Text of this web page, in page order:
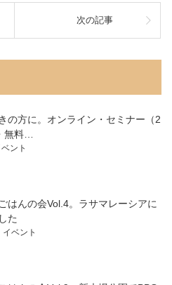
次の記事
の方に。オンライン・セミナー（2
無料…
ント
はんの会Vol.4。ラサマレーシアに
た
イベント